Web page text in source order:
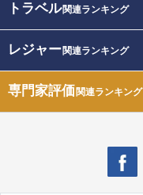
トラベル関連ランキング
レジャー関連ランキング
専門家評価関連ランキング